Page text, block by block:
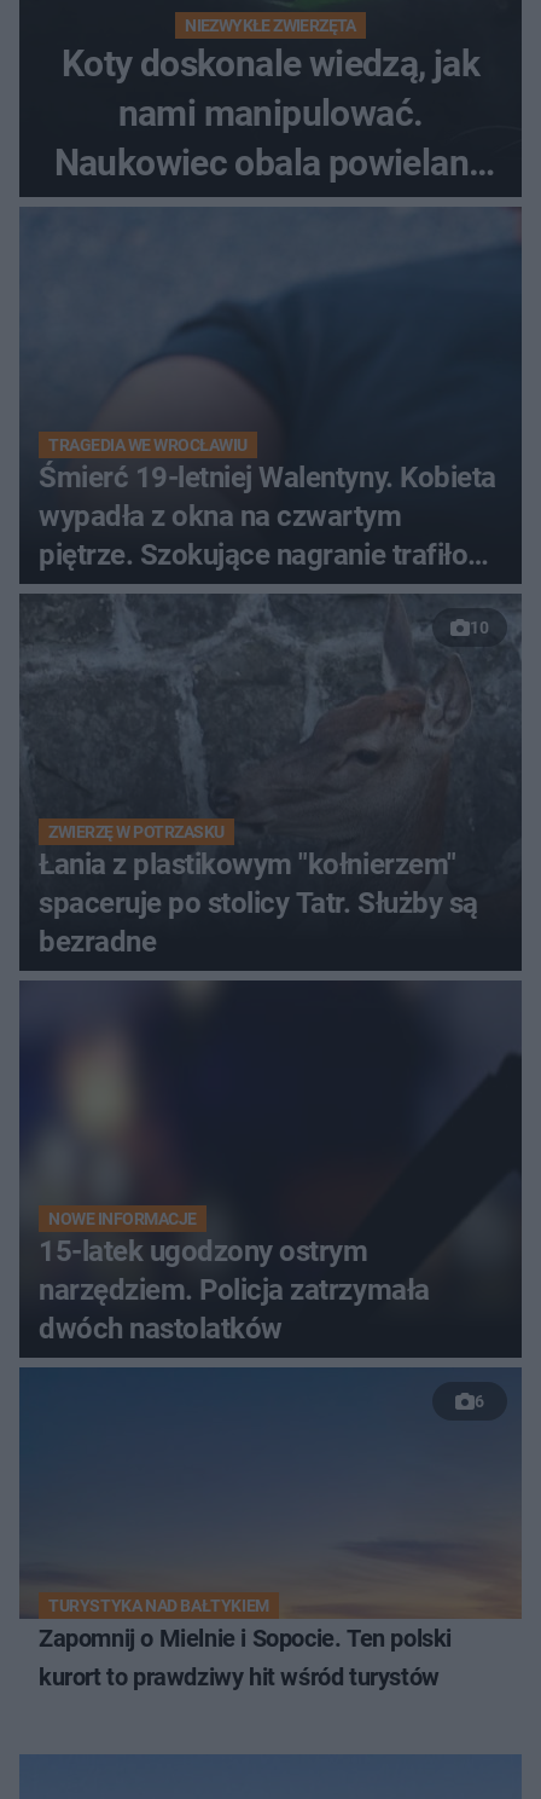
NIEZWYKŁE ZWIERZĘTA
Koty doskonale wiedzą, jak
nami manipulować.
Naukowiec obala powielane
od lat mity na ich temat
TRAGEDIA WE WROCŁAWIU
Śmierć 19-letniej Walentyny. Kobieta
wypadła z okna na czwartym
piętrze. Szokujące nagranie trafiło
do sieci
10
ZWIERZĘ W POTRZASKU
Łania z plastikowym "kołnierzem"
spaceruje po stolicy Tatr. Służby są
bezradne
NOWE INFORMACJE
15-latek ugodzony ostrym
narzędziem. Policja zatrzymała
dwóch nastolatków
6
TURYSTYKA NAD BAŁTYKIEM
Zapomnij o Mielnie i Sopocie. Ten polski
kurort to prawdziwy hit wśród turystów